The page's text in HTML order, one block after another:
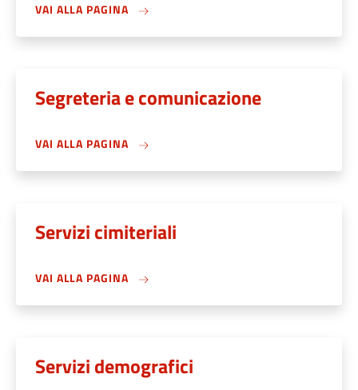
VAI ALLA PAGINA
Segreteria e comunicazione
VAI ALLA PAGINA
Servizi cimiteriali
VAI ALLA PAGINA
Servizi demografici